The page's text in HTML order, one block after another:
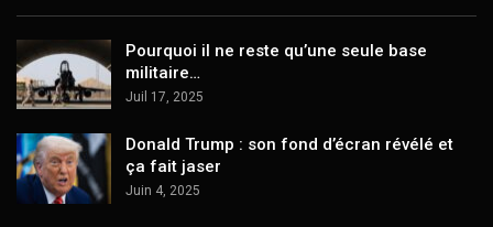
Pourquoi il ne reste qu’une seule base
militaire…
Juil 17, 2025
Donald Trump : son fond d’écran révélé et
ça fait jaser
Juin 4, 2025